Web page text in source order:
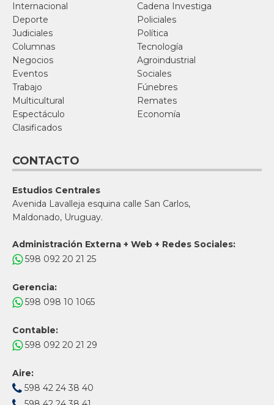
Internacional
Cadena Investiga
Deporte
Policiales
Judiciales
Política
Columnas
Tecnología
Negocios
Agroindustrial
Eventos
Sociales
Trabajo
Fúnebres
Multicultural
Remates
Espectáculo
Economía
Clasificados
CONTACTO
Estudios Centrales
Avenida Lavalleja esquina calle San Carlos,
Maldonado, Uruguay.
Administración Externa + Web + Redes Sociales:
598 092 20 21 25
Gerencia:
598 098 10 1065
Contable:
598 092 20 21 29
Aire:
598 42 24 38 40